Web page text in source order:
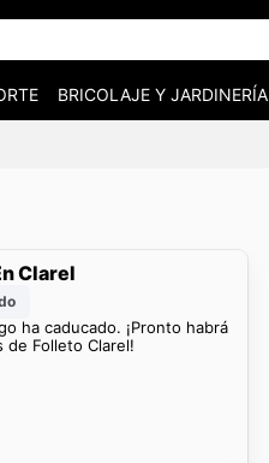
BRICOLAJE Y JARDINERÍA
Clarel
ha caducado. ¡Pronto habrá
de Folleto Clarel!